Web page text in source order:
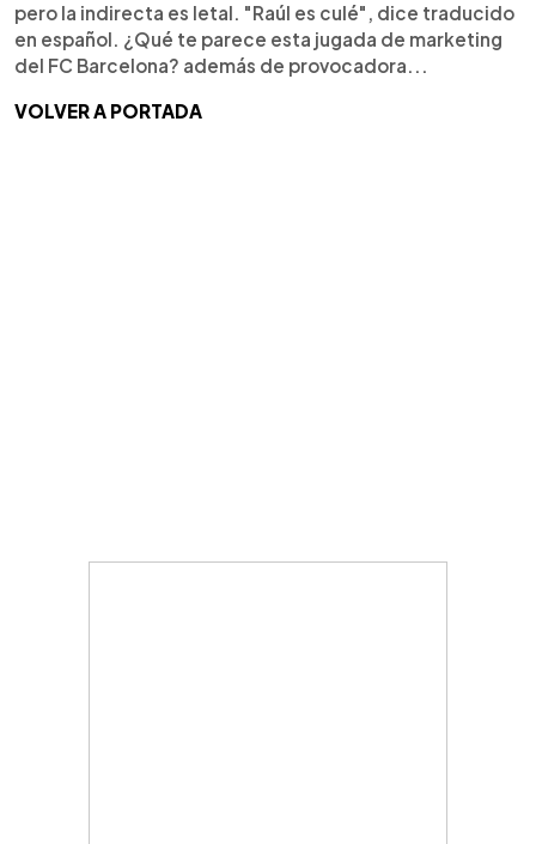
pero la indirecta es letal. "Raúl es culé", dice traducido
en español. ¿Qué te parece esta jugada de marketing
del FC Barcelona? además de provocadora...
VOLVER A PORTADA